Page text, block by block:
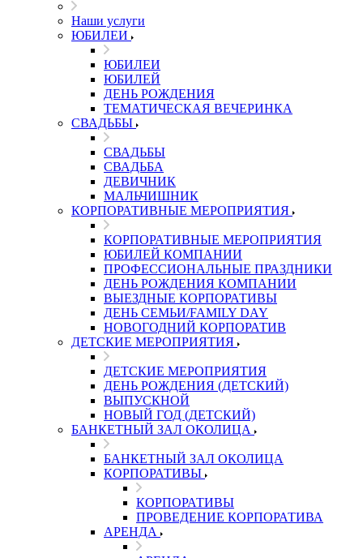
Наши услуги
ЮБИЛЕИ
ЮБИЛЕИ
ЮБИЛЕЙ
ДЕНЬ РОЖДЕНИЯ
ТЕМАТИЧЕСКАЯ ВЕЧЕРИНКА
СВАДЬБЫ
СВАДЬБЫ
СВАДЬБА
ДЕВИЧНИК
МАЛЬЧИШНИК
КОРПОРАТИВНЫЕ МЕРОПРИЯТИЯ
КОРПОРАТИВНЫЕ МЕРОПРИЯТИЯ
ЮБИЛЕЙ КОМПАНИИ
ПРОФЕССИОНАЛЬНЫЕ ПРАЗДНИКИ
ДЕНЬ РОЖДЕНИЯ КОМПАНИИ
ВЫЕЗДНЫЕ КОРПОРАТИВЫ
ДЕНЬ СЕМЬИ/FAMILY DAY
НОВОГОДНИЙ КОРПОРАТИВ
ДЕТСКИЕ МЕРОПРИЯТИЯ
ДЕТСКИЕ МЕРОПРИЯТИЯ
ДЕНЬ РОЖДЕНИЯ (ДЕТСКИЙ)
ВЫПУСКНОЙ
НОВЫЙ ГОД (ДЕТСКИЙ)
БАНКЕТНЫЙ ЗАЛ ОКОЛИЦА
БАНКЕТНЫЙ ЗАЛ ОКОЛИЦА
КОРПОРАТИВЫ
КОРПОРАТИВЫ
ПРОВЕДЕНИЕ КОРПОРАТИВА
АРЕНДА